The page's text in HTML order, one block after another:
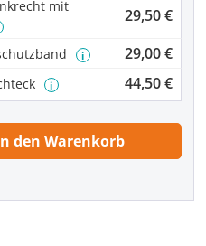
mit
29,50 €
i 29,00 €
i 44,50 €
gewünschten
den Warenkorb